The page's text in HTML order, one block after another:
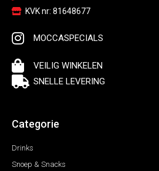
KVK nr: 81648677
MOCCASPECIALS
VEILIG WINKELEN
SNELLE LEVERING
Categorie
Drinks
Snoep & Snacks